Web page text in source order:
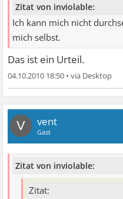
Zitat von inviolable:
Ich kann mich nicht
mich selbst.
Das ist ein Urteil.
04.10.2010 18:50 •
V vent
Gast
Zitat von inviolable:
Zitat: